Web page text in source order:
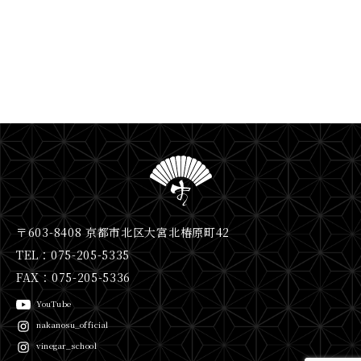
〒603-8408 京都市北区大宮北椿原町42
TEL：075-205-5335
FAX：075-205-5336
YouTube
nakanosu_official
vinegar_school